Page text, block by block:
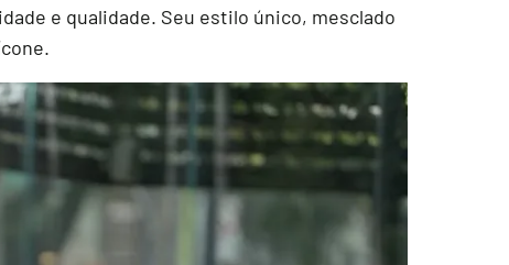
e qualidade. Seu estilo único, mesclado